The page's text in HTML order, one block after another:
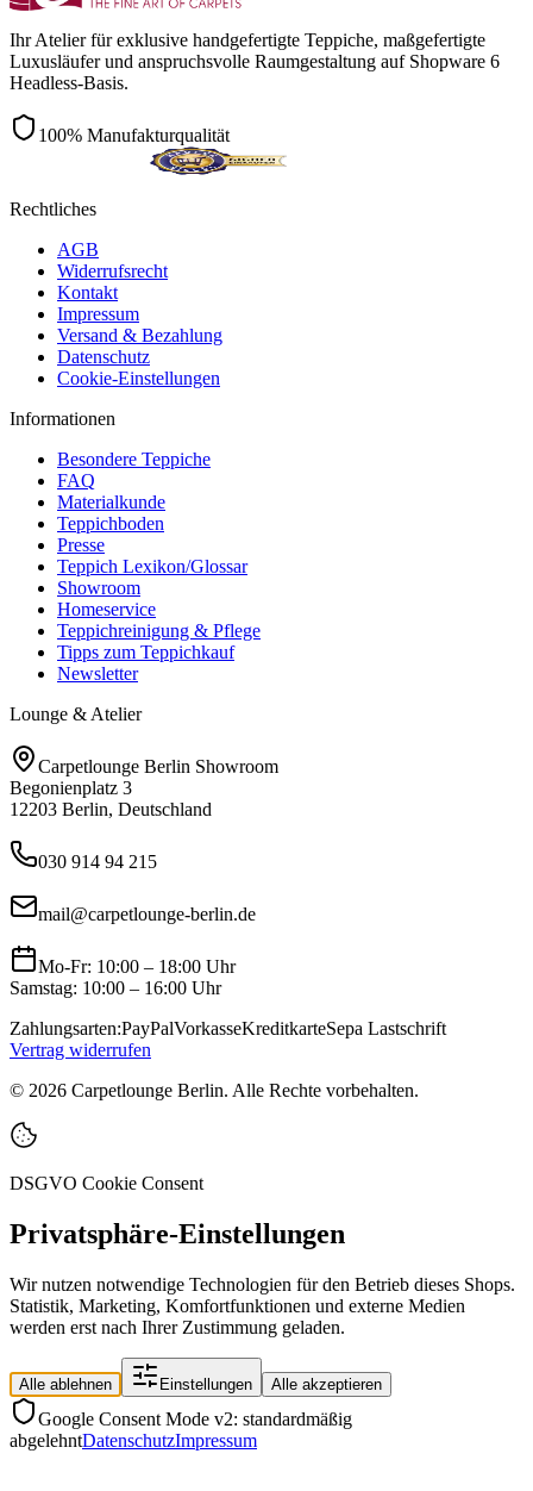
Ihr Atelier für exklusive handgefertigte Teppiche, maßgefertigte
Luxusläufer und anspruchsvolle Raumgestaltung auf Shopware 6
Headless-Basis.
100% Manufakturqualität
Rechtliches
AGB
Widerrufsrecht
Kontakt
Impressum
Versand & Bezahlung
Datenschutz
Cookie-Einstellungen
Informationen
Besondere Teppiche
FAQ
Materialkunde
Teppichboden
Presse
Teppich Lexikon/Glossar
Showroom
Homeservice
Teppichreinigung & Pflege
Tipps zum Teppichkauf
Newsletter
Lounge & Atelier
Carpetlounge Berlin Showroom
Begonienplatz 3
12203 Berlin, Deutschland
030 914 94 215
mail@carpetlounge-berlin.de
Mo-Fr: 10:00 – 18:00 Uhr
Samstag: 10:00 – 16:00 Uhr
Zahlungsarten:PayPalVorkasseKreditkarteSepa Lastschrift
Vertrag widerrufen
© 2026 Carpetlounge Berlin. Alle Rechte vorbehalten.
DSGVO Cookie Consent
Privatsphäre-Einstellungen
Wir nutzen notwendige Technologien für den Betrieb dieses Shops.
Statistik, Marketing, Komfortfunktionen und externe Medien
werden erst nach Ihrer Zustimmung geladen.
Alle ablehnen Einstellungen Alle akzeptieren
Google Consent Mode v2: standardmäßig
abgelehntDatenschutzImpressum